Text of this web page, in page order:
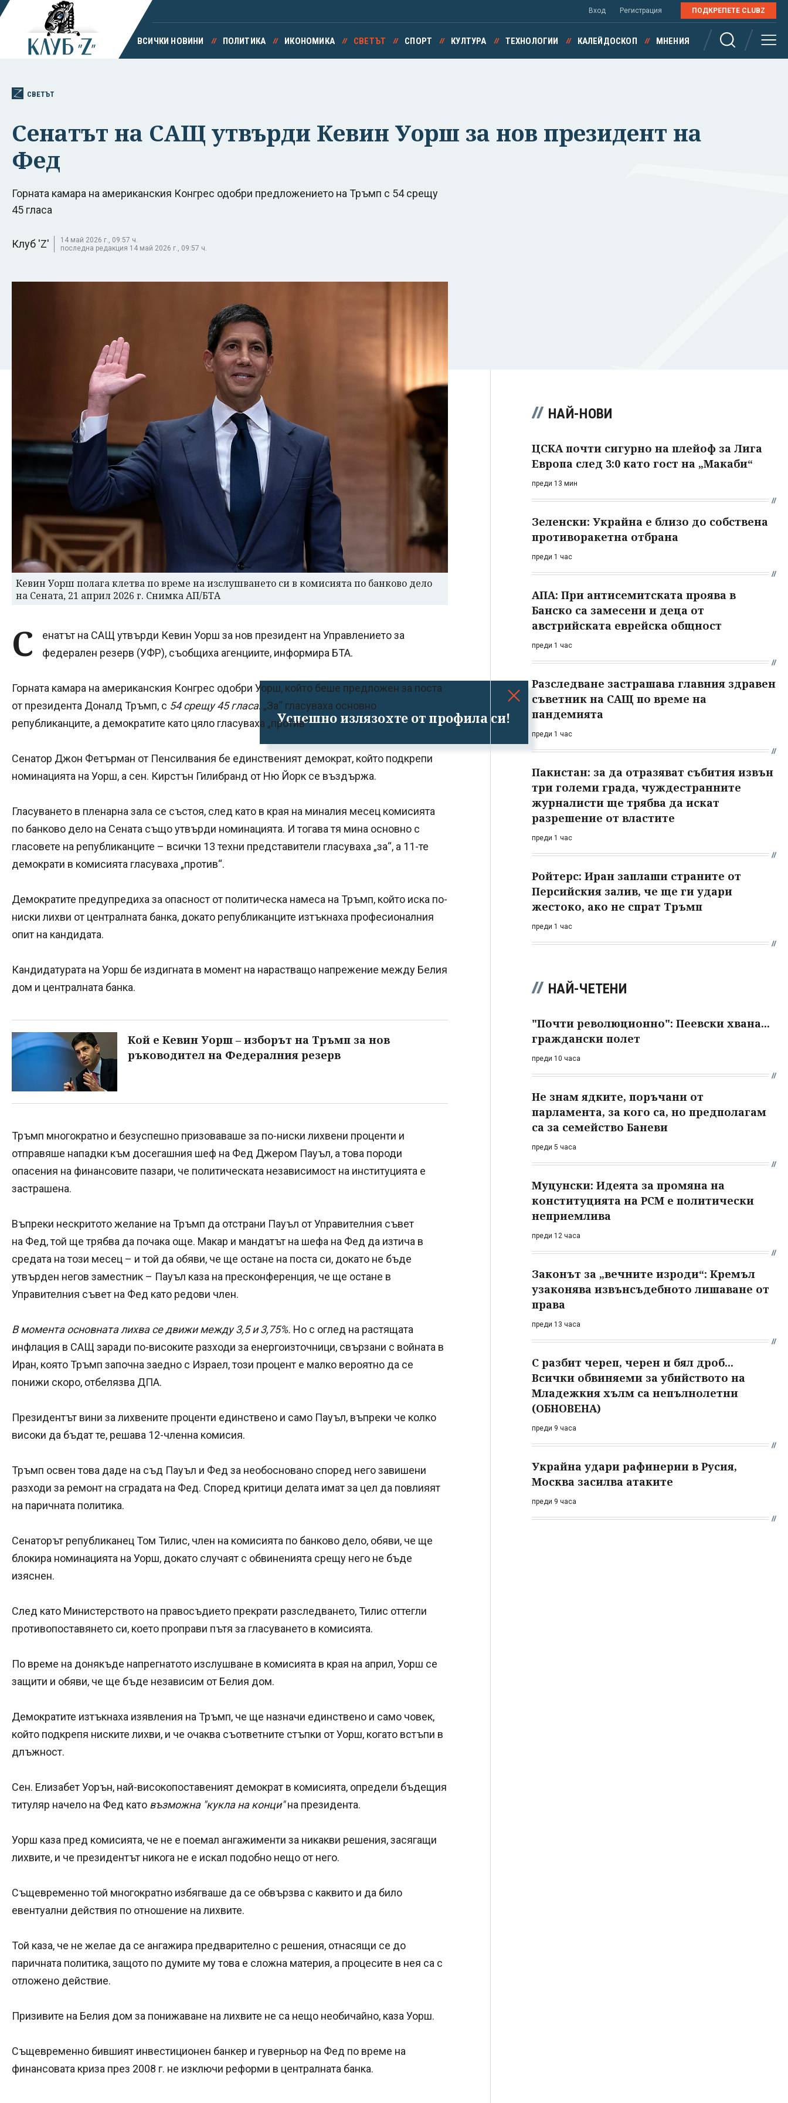
Успешно излязохте от профила си!
Вход Регистрация ПОДКРЕПЕТЕ CLUBZ
ВСИЧКИ НОВИНИ ПОЛИТИКА ИКОНОМИКА СВЕТЪТ СПОРТ КУЛТУРА ТЕХНОЛОГИИ КАЛЕЙДОСКОП МНЕНИЯ
СВЕТЪТ
Сенатът на САЩ утвърди Кевин Уорш за нов президент на
Фед
Горната камара на американския Конгрес одобри предложението на Тръмп с 54 срещу
45 гласа
Клуб 'Z'
14 май 2026 г., 09:57 ч.
последна редакция 14 май 2026 г., 09:57 ч.
Кевин Уорш полага клетва по време на изслушването си в комисията по банково дело
на Сената, 21 април 2026 г. Снимка АП/БТА
С
енатът на САЩ утвърди Кевин Уорш за нов президент на Управлението за
федерален резерв (УФР), съобщиха агенциите, информира БТА.
Горната камара на американския Конгрес одобри Уорш, който беше предложен за поста
от президента Доналд Тръмп, с 54 срещу 45 гласа. „За“ гласуваха основно
републиканците, а демократите като цяло гласуваха „против“.
Сенатор Джон Фетърман от Пенсилвания бе единственият демократ, който подкрепи
номинацията на Уорш, а сен. Кирстън Гилибранд от Ню Йорк се въздържа.
Гласуването в пленарна зала се състоя, след като в края на миналия месец комисията
по банково дело на Сената също утвърди номинацията. И тогава тя мина основно с
гласовете на републиканците – всички 13 техни представители гласуваха „за“, а 11-те
демократи в комисията гласуваха „против“.
Демократите предупредиха за опасност от политическа намеса на Тръмп, който иска по-
ниски лихви от централната банка, докато републиканците изтъкнаха професионалния
опит на кандидата.
Кандидатурата на Уорш бе издигната в момент на нарастващо напрежение между Белия
дом и централната банка.
Кой е Кевин Уорш – изборът на Тръмп за нов
ръководител на Федералния резерв
Тръмп многократно и безуспешно призоваваше за по-ниски лихвени проценти и
отправяше нападки към досегашния шеф на Фед Джером Пауъл, а това породи
опасения на финансовите пазари, че политическата независимост на институцията е
застрашена.
Въпреки нескритото желание на Тръмп да отстрани Пауъл от Управителния съвет
на Фед, той ще трябва да почака още. Макар и мандатът на шефа на Фед да изтича в
средата на този месец – и той да обяви, че ще остане на поста си, докато не бъде
утвърден негов заместник – Пауъл каза на пресконференция, че ще остане в
Управителния съвет на Фед като редови член.
В момента основната лихва се движи между 3,5 и 3,75%. Но с оглед на растящата
инфлация в САЩ заради по-високите разходи за енергоизточници, свързани с войната в
Иран, която Тръмп започна заедно с Израел, този процент е малко вероятно да се
понижи скоро, отбелязва ДПА.
Президентът вини за лихвените проценти единствено и само Пауъл, въпреки че колко
високи да бъдат те, решава 12-членна комисия.
Тръмп освен това даде на съд Пауъл и Фед за необосновано според него завишени
разходи за ремонт на сградата на Фед. Според критици делата имат за цел да повлияят
на паричната политика.
Сенаторът републиканец Том Тилис, член на комисията по банково дело, обяви, че ще
блокира номинацията на Уорш, докато случаят с обвиненията срещу него не бъде
изяснен.
След като Министерството на правосъдието прекрати разследването, Тилис оттегли
противопоставянето си, което проправи пътя за гласуването в комисията.
По време на донякъде напрегнатото изслушване в комисията в края на април, Уорш се
защити и обяви, че ще бъде независим от Белия дом.
Демократите изтъкнаха изявления на Тръмп, че ще назначи единствено и само човек,
който подкрепя ниските лихви, и че очаква съответните стъпки от Уорш, когато встъпи в
длъжност.
Сен. Елизабет Уорън, най-високопоставеният демократ в комисията, определи бъдещия
титуляр начело на Фед като възможна "кукла на конци"на президента.
Уорш каза пред комисията, че не е поемал ангажименти за никакви решения, засягащи
лихвите, и че президентът никога не е искал подобно нещо от него.
Същевременно той многократно избягваше да се обвързва с каквито и да било
евентуални действия по отношение на лихвите.
Той каза, че не желае да се ангажира предварително с решения, отнасящи се до
паричната политика, защото по думите му това е сложна материя, а процесите в нея са с
отложено действие.
Призивите на Белия дом за понижаване на лихвите не са нещо необичайно, каза Уорш.
Същевременно бившият инвестиционен банкер и гуверньор на Фед по време на
финансовата криза през 2008 г. не изключи реформи в централната банка.
НАЙ-НОВИ
ЦСКА почти сигурно на плейоф за Лига
Европа след 3:0 като гост на „Макаби“
преди 13 мин
Зеленски: Украйна е близо до собствена
противоракетна отбрана
преди 1 час
АПА: При антисемитската проява в
Банско са замесени и деца от
австрийската еврейска общност
преди 1 час
Разследване застрашава главния здравен
съветник на САЩ по време на
пандемията
преди 1 час
Пакистан: за да отразяват събития извън
три големи града, чуждестранните
журналисти ще трябва да искат
разрешение от властите
преди 1 час
Ройтерс: Иран заплаши страните от
Персийския залив, че ще ги удари
жестоко, ако не спрат Тръмп
преди 1 час
НАЙ-ЧЕТЕНИ
"Почти революционно": Пеевски хвана...
граждански полет
преди 10 часа
Не знам ядките, поръчани от
парламента, за кого са, но предполагам
са за семейство Баневи
преди 5 часа
Муцунски: Идеята за промяна на
конституцията на РСМ е политически
неприемлива
преди 12 часа
Законът за „вечните изроди“: Кремъл
узаконява извънсъдебното лишаване от
права
преди 13 часа
С разбит череп, черен и бял дроб...
Всички обвиняеми за убийството на
Младежкия хълм са непълнолетни
(ОБНОВЕНА)
преди 9 часа
Украйна удари рафинерии в Русия,
Москва засилва атаките
преди 9 часа